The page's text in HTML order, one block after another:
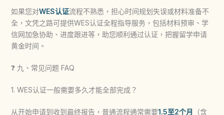
如果您对WES认证流程不熟悉，担心时间规划失误或材料准备不
全，文凭之路可提供WES认证全程指导服务，包括材料预审、学
信网加急协助、进度跟进等，助您顺利通过认证，把握留学申请
黄金时间。
❓ 九、常见问题 FAQ
1. WES认证一般需要多久才能全部完成？
从开始申请到收到最终报告，普通流程通常需要1.5至2个月 （含